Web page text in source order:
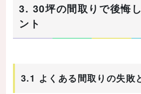
3. 30坪の間取りで後悔
ント
3.1 よくある間取りの失敗